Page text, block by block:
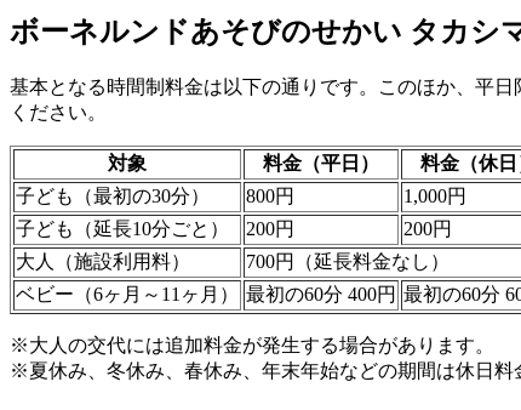
ボーネルンドあそびのせかい タカシ
基本となる時間制料金は以下の通りです。このほか、平
ください。
対象 料金（平日）
料金（休日
子ども（最初の30分）
800円
1,000円
子ども（延長10分ごと）
200円
200円
大人（施設利用料）
700円（延長料金なし）
ベビー（6ヶ月～11ヶ月）
最初の60分 400円 最初の60分
※大人の交代には追加料金が発生する場合があります。
※夏休み、冬休み、春休み、年末年始などの期間は休日料